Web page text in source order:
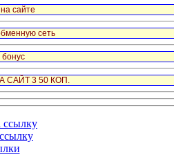
сайте
сеть
бонус
САЙТ 3 50 КОП.
ссылку